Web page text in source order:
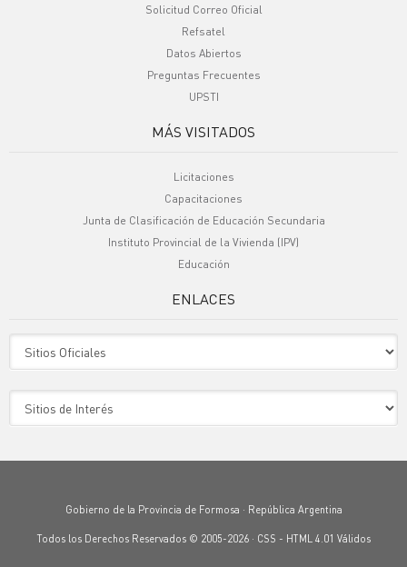
Solicitud Correo Oficial
Refsatel
Datos Abiertos
Preguntas Frecuentes
UPSTI
MÁS VISITADOS
Licitaciones
Capacitaciones
Junta de Clasificación de Educación Secundaria
Instituto Provincial de la Vivienda (IPV)
Educación
ENLACES
Gobierno de la Provincia de Formosa · República Argentina
Todos los Derechos Reservados © 2005-2026 · CSS - HTML 4.01 Válidos